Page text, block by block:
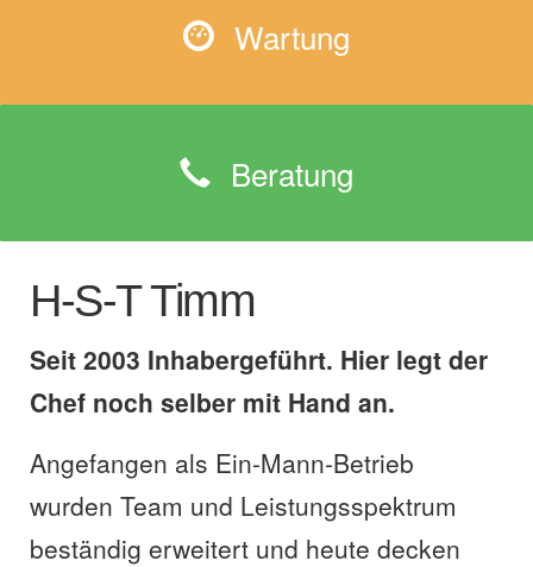
Wartung
Beratung
H-S-T Timm
Seit 2003 Inhabergeführt. Hier legt der
Chef noch selber mit Hand an.
Angefangen als Ein-Mann-Betrieb
wurden Team und Leistungsspektrum
beständig erweitert und heute decken